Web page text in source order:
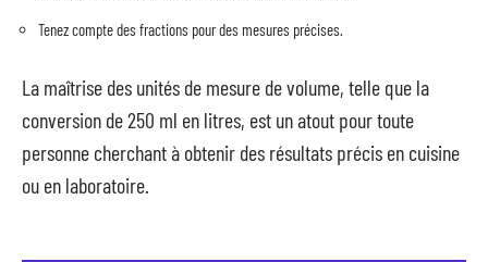
Tenez compte des fractions pour des mesures précises.
La maîtrise des unités de mesure de volume, telle que la
conversion de 250 ml en litres, est un atout pour toute
personne cherchant à obtenir des résultats précis en cuisine
ou en laboratoire.